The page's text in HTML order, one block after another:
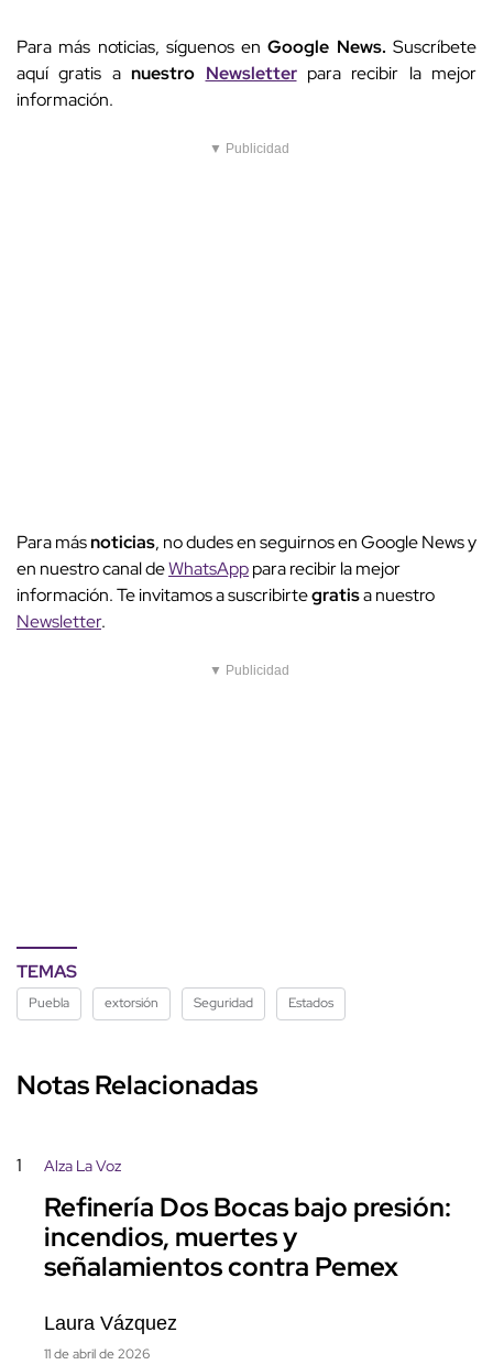
Para más noticias, síguenos enGoogle News.Suscríbete
aquí gratis anuestro Newsletter para recibir la mejor
información.
▼ Publicidad
Para másnoticias, no dudes en seguirnos en Google News y
en nuestro canal deWhatsApppara recibir la mejor
información. Te invitamos a suscribirtegratisa nuestro
Newsletter.
▼ Publicidad
TEMAS
Puebla extorsión Seguridad Estados
Notas Relacionadas
1 Alza La Voz
Refinería Dos Bocas bajo presión:
incendios, muertes y
señalamientos contra Pemex
Laura Vázquez
11 de abril de 2026